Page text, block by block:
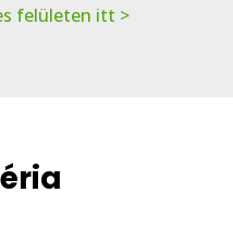
felületen itt >